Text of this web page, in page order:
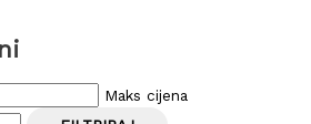
Maks cijena